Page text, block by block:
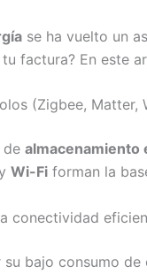
se ha vuelto un
factura? En este
(Zigbee, Matter,
de almacenamiento
Wi-Fi forman la
conectividad
bajo consumo